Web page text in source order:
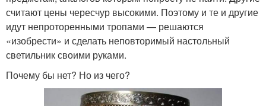
считают цены чересчур высокими. Поэтому и те и другие
идут непроторенными тропами — решаются
«изобрести» и сделать неповторимый настольный
светильник своими руками.
Почему бы нет? Но из чего?